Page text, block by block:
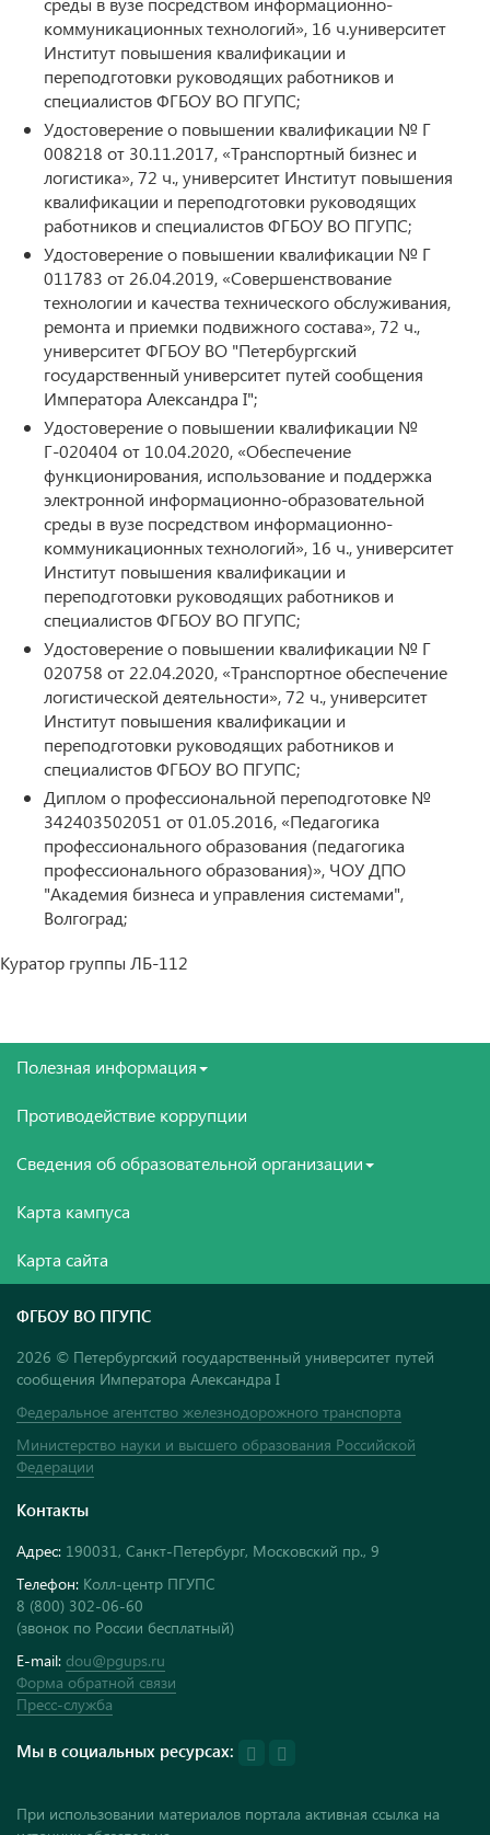
коммуникационных технологий», 16 ч.университет
Институт повышения квалификации и
переподготовки руководящих работников и
специалистов ФГБОУ ВО ПГУПС;
Удостоверение о повышении квалификации № Г
008218 от 30.11.2017, «Транспортный бизнес и
логистика», 72 ч., университет Институт повышения
квалификации и переподготовки руководящих
работников и специалистов ФГБОУ ВО ПГУПС;
Удостоверение о повышении квалификации № Г
011783 от 26.04.2019, «Совершенствование
технологии и качества технического обслуживания,
ремонта и приемки подвижного состава», 72 ч.,
университет ФГБОУ ВО "Петербургский
государственный университет путей сообщения
Императора Александра I";
Удостоверение о повышении квалификации №
Г-020404 от 10.04.2020, «Обеспечение
функционирования, использование и поддержка
электронной информационно-образовательной
среды в вузе посредством информационно-
коммуникационных технологий», 16 ч., университет
Институт повышения квалификации и
переподготовки руководящих работников и
специалистов ФГБОУ ВО ПГУПС;
Удостоверение о повышении квалификации № Г
020758 от 22.04.2020, «Транспортное обеспечение
логистической деятельности», 72 ч., университет
Институт повышения квалификации и
переподготовки руководящих работников и
специалистов ФГБОУ ВО ПГУПС;
Диплом о профессиональной переподготовке №
342403502051 от 01.05.2016, «Педагогика
профессионального образования (педагогика
профессионального образования)», ЧОУ ДПО
"Академия бизнеса и управления системами",
Волгоград;
Куратор группы ЛБ-112
Полезная информация
Противодействие коррупции
Сведения об образовательной организации
Карта кампуса
Карта сайта
ФГБОУ ВО ПГУПС
2026 © Петербургский государственный университет путей
сообщения Императора Александра I
Федеральное агентство железнодорожного транспорта
Министерство науки и высшего образования Российской
Федерации
Контакты
Адрес: 190031, Санкт-Петербург, Московский пр., 9
Телефон: Колл-центр ПГУПС
8 (800) 302-06-60
(звонок по России бесплатный)
E-mail: dou@pgups.ru
Форма обратной связи
Пресс-служба
Мы в социальных ресурсах:
При использовании материалов портала активная ссылка на